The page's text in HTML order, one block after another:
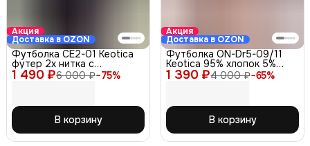
Акция
Доставка в OZON
1 490 ₽6 000 ₽−75%
Футболка СЕ2-01 Keotica
футер 2х нитка с
треугольником черная 48-
В корзину
Акция
Доставка в OZON
1 390 ₽4 000 ₽−65%
Футболка ON-Dr5-09/11
Keotica 95% хлопок 5%
какао 52
В корзину